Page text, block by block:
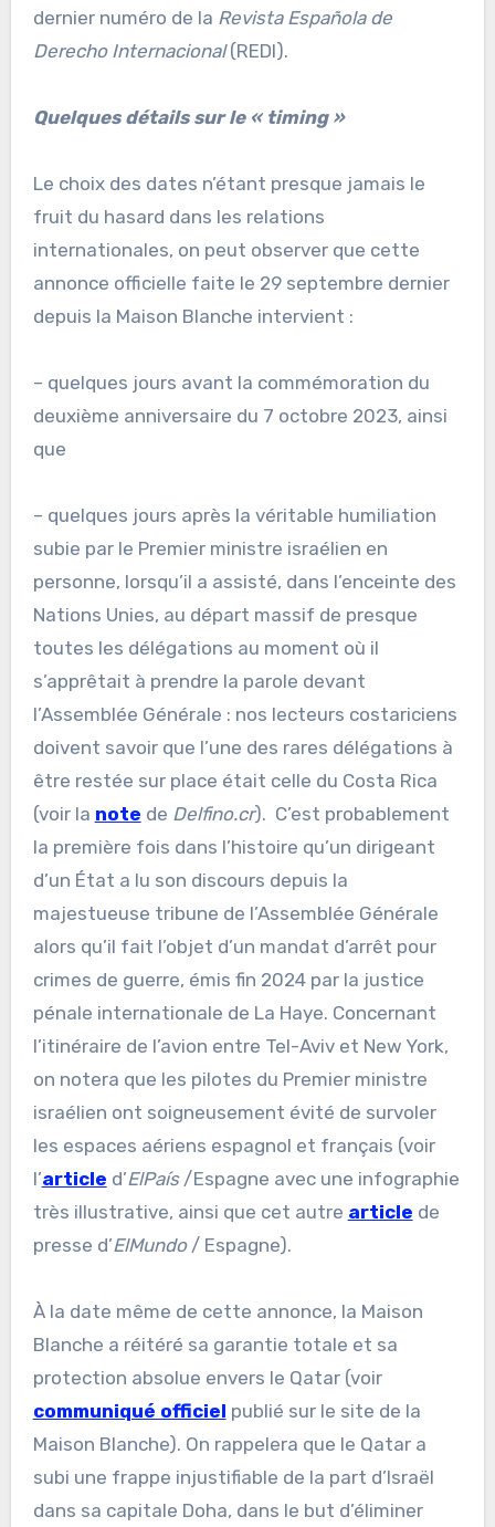
dernier numéro de la Revista Española de
Derecho Internacional(REDI).
Quelques détails sur le « timing »
Le choix des dates n’étant presque jamais le
fruit du hasard dans les relations
internationales, on peut observer que cette
annonce officielle faite le 29 septembre dernier
depuis la Maison Blanche intervient :
– quelques jours avant la commémoration du
deuxième anniversaire du 7 octobre 2023, ainsi
que
– quelques jours après la véritable humiliation
subie par le Premier ministre israélien en
personne, lorsqu’il a assisté, dans l’enceinte des
Nations Unies, au départ massif de presque
toutes les délégations au moment où il
s’apprêtait à prendre la parole devant
l’Assemblée Générale : nos lecteurs costariciens
doivent savoir que l’une des rares délégations à
être restée sur place était celle du Costa Rica
(voir la note de Delfino.cr). C’est probablement
la première fois dans l’histoire qu’un dirigeant
d’un État a lu son discours depuis la
majestueuse tribune de l’Assemblée Générale
alors qu’il fait l’objet d’un mandat d’arrêt pour
crimes de guerre, émis fin 2024 par la justice
pénale internationale de La Haye. Concernant
l’itinéraire de l’avion entre Tel-Aviv et New York,
on notera que les pilotes du Premier ministre
israélien ont soigneusement évité de survoler
les espaces aériens espagnol et français (voir
l’article d’ElPaís/Espagne avec une infographie
très illustrative, ainsi que cet autre article de
presse d’ElMundo/ Espagne).
À la date même de cette annonce, la Maison
Blanche a réitéré sa garantie totale et sa
protection absolue envers le Qatar (voir
communiqué officiel publié sur le site de la
Maison Blanche). On rappelera que le Qatar a
subi une frappe injustifiable de la part d’Israël
dans sa capitale Doha, dans le but d’éliminer